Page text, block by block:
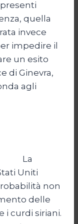
presenti
quella
invece
impedire il
un esito
di Ginevra,
agli
La
Uniti
non
delle
i curdi siriani.